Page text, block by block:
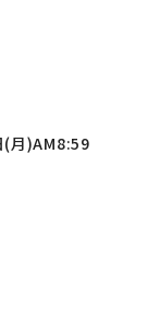
月)AM8:59